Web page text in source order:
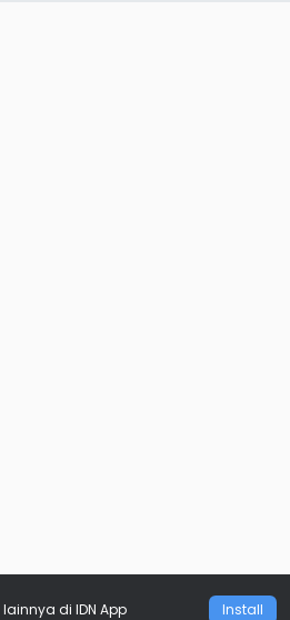
lainnya di IDN App Install